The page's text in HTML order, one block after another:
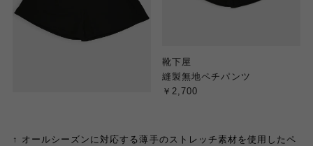
靴下屋
縫製無地ペチパンツ
￥2,700
↑ オールシーズンに対応する薄手のストレッチ素材を使用したペ